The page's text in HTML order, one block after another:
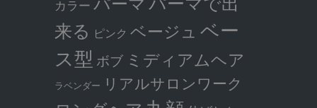
カラー
来る ピンク ベージュ ベー
ス型 ボブ ミディアムヘア
ラベンダー リアルサロンワーク